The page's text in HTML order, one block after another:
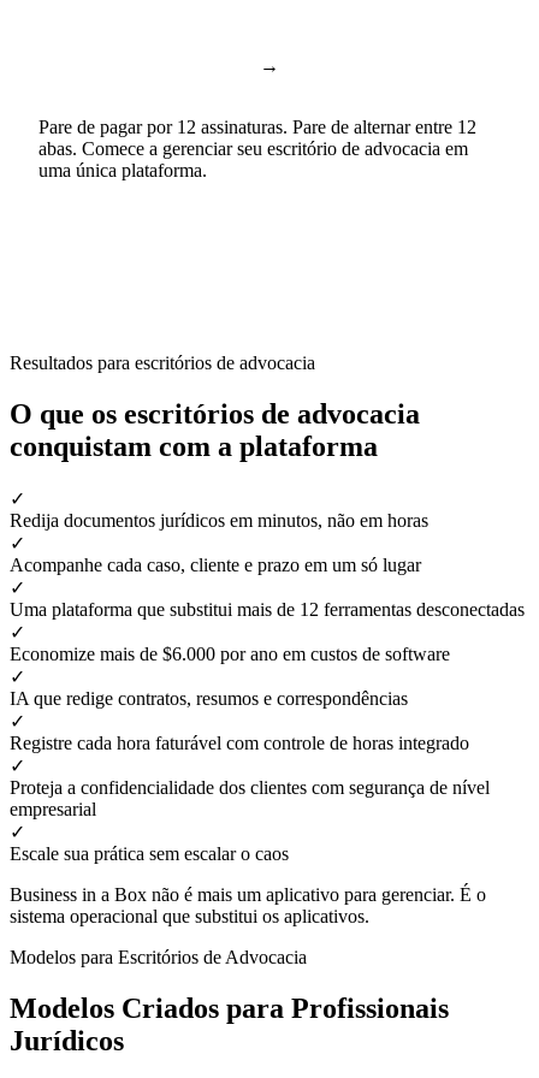
→
Pare de pagar por 12 assinaturas. Pare de alternar entre 12
abas. Comece a gerenciar seu escritório de advocacia em
uma única plataforma.
Resultados para escritórios de advocacia
O que os escritórios de advocacia
conquistam com a plataforma
✓
Redija documentos jurídicos em minutos, não em horas
✓
Acompanhe cada caso, cliente e prazo em um só lugar
✓
Uma plataforma que substitui mais de 12 ferramentas desconectadas
✓
Economize mais de $6.000 por ano em custos de software
✓
IA que redige contratos, resumos e correspondências
✓
Registre cada hora faturável com controle de horas integrado
✓
Proteja a confidencialidade dos clientes com segurança de nível
empresarial
✓
Escale sua prática sem escalar o caos
Business in a Box não é mais um aplicativo para gerenciar. É o
sistema operacional que substitui os aplicativos.
Modelos para Escritórios de Advocacia
Modelos Criados para Profissionais
Jurídicos